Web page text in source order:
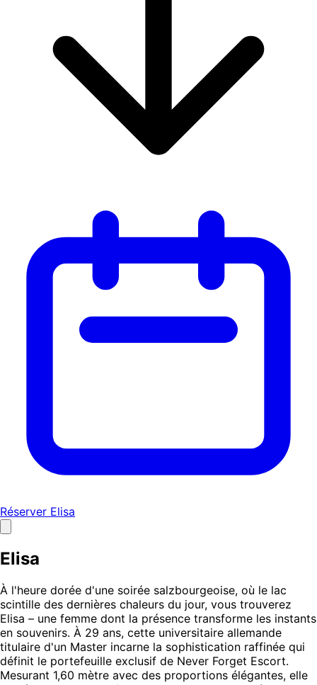
Réserver Elisa
Elisa
À l'heure dorée d'une soirée salzbourgeoise, où le lac
scintille des dernières chaleurs du jour, vous trouverez
Elisa – une femme dont la présence transforme les instants
en souvenirs. À 29 ans, cette universitaire allemande
titulaire d'un Master incarne la sophistication raffinée qui
définit le portefeuille exclusif de Never Forget Escort.
Mesurant 1,60 mètre avec des proportions élégantes, elle